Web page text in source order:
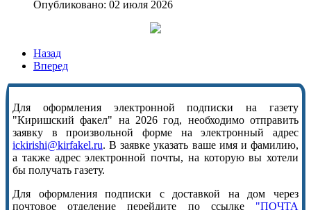
Опубликовано: 02 июля 2026
Назад
Вперед
Для оформления электронной подписки на газету
"Киришский факел" на 2026 год, необходимо отправить
заявку в произвольной форме на электронный адрес
ickirishi@kirfakel.ru. В заявке указать ваше имя и фамилию,
а также адрес электронной почты, на которую вы хотели
бы получать газету.
Для оформления подписки с доставкой на дом через
почтовое отделение перейдите по ссылке "ПОЧТА